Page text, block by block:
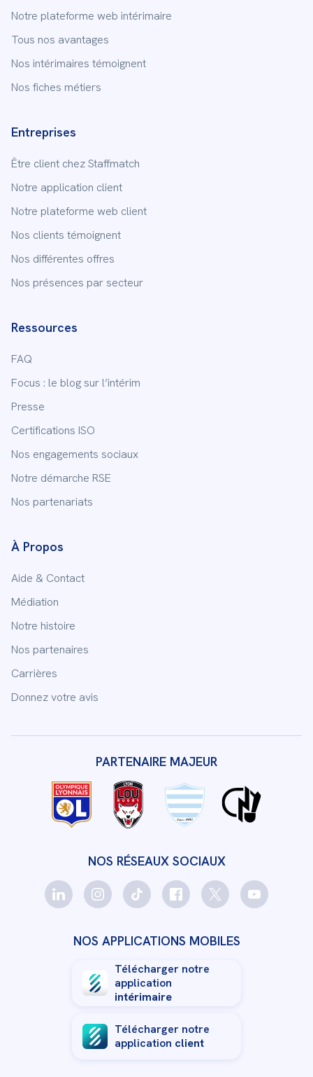
Notre plateforme web intérimaire
Tous nos avantages
Nos intérimaires témoignent
Nos fiches métiers
Entreprises
Être client chez Staffmatch
Notre application client
Notre plateforme web client
Nos clients témoignent
Nos différentes offres
Nos présences par secteur
Ressources
FAQ
Focus : le blog sur l’intérim
Presse
Certifications ISO
Nos engagements sociaux
Notre démarche RSE
Nos partenariats
À Propos
Aide & Contact
Médiation
Notre histoire
Nos partenaires
Carrières
Donnez votre avis
NOS RÉSEAUX SOCIAUX
PARTENAIRE MAJEUR
NOS APPLICATIONS MOBILES
Télécharger notre
application
intérimaire
Télécharger notre
application client